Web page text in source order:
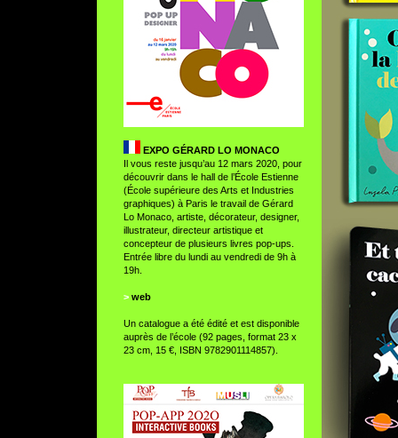
EXPO GÉRARD LO MONACO
Il vous reste jusqu’au 12 mars 2020, pour
découvrir dans le hall de l’École Estienne
(École supérieure des Arts et Industries
graphiques) à Paris le travail de Gérard
Lo Monaco, artiste, décorateur, designer,
illustrateur, directeur artistique et
concepteur de plusieurs livres pop-ups.
Entrée libre du lundi au vendredi de 9h à
19h.
> web
Un catalogue a été édité et est disponible
auprès de l’école (92 pages, format 23 x
23 cm, 15 €, ISBN 9782901114857).